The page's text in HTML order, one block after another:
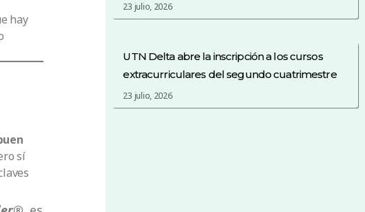
hay
sí
23 julio, 2026
UTN Delta abre la inscripción a los cursos
extracurriculares del segundo cuatrimestre
23 julio, 2026